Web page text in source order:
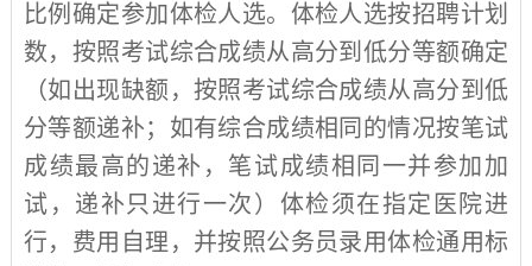
比例确定参加体检人选。体检人选按招聘计划
数，按照考试综合成绩从高分到低分等额确定
（如出现缺额，按照考试综合成绩从高分到低
分等额递补；如有综合成绩相同的情况按笔试
成绩最高的递补，笔试成绩相同一并参加加
试，递补只进行一次）体检须在指定医院进
行，费用自理，并按照公务员录用体检通用标